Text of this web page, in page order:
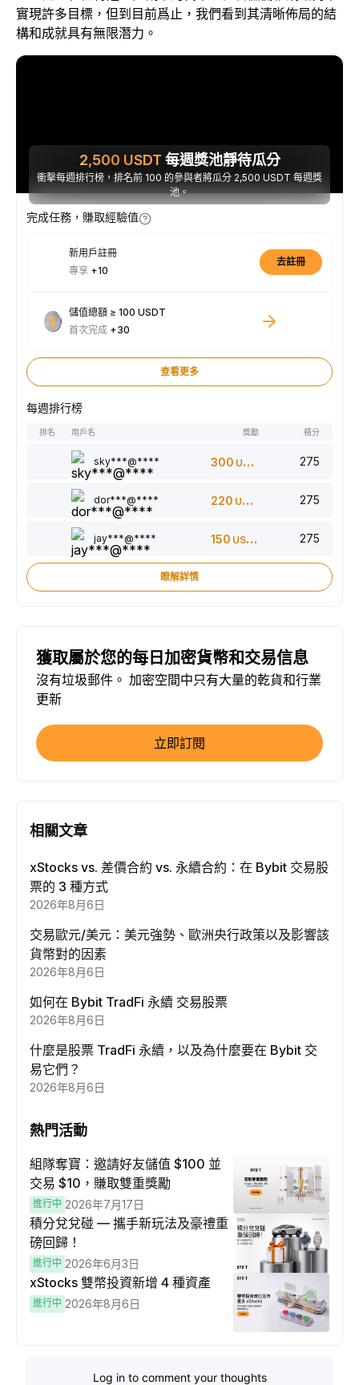
實現許多目標，但到目前爲止，我們看到其清晰佈局的結
構和成就具有無限潛力。
2,500 USDT 每週獎池靜待瓜分
衝擊每週排行榜，排名前 100 的參與者將瓜分 2,500 USDT 每週獎
池。
完成任務，賺取經驗值
新用戶註冊
專享 +10
去註冊
儲值總額 ≥ 100 USDT
首次完成 +30
查看更多
每週排行榜
排名 用戶名 獎勵 積分
sky***@**** 300 USDT 275
dor***@**** 220 USDT 275
jay***@**** 150 USDT 275
瞭解詳情
獲取屬於您的每日加密貨幣和交易信息
沒有垃圾郵件。 加密空間中只有大量的乾貨和行業
更新
立即訂閱
相關文章
xStocks vs. 差價合約 vs. 永續合約：在 Bybit 交易股
票的 3 種方式
2026年8月6日
交易歐元/美元：美元強勢、歐洲央行政策以及影響該
貨幣對的因素
2026年8月6日
如何在 Bybit TradFi 永續 交易股票
2026年8月6日
什麼是股票 TradFi 永續，以及為什麼要在 Bybit 交
易它們？
2026年8月6日
熱門活動
組隊奪寶：邀請好友儲值 $100 並
交易 $10，賺取雙重獎勵
進行中 2026年7月17日
積分兌兌碰 — 攜手新玩法及豪禮重
磅回歸！
進行中 2026年6月3日
xStocks 雙幣投資新增 4 種資產
進行中 2026年8月6日
Log in to comment your thoughts